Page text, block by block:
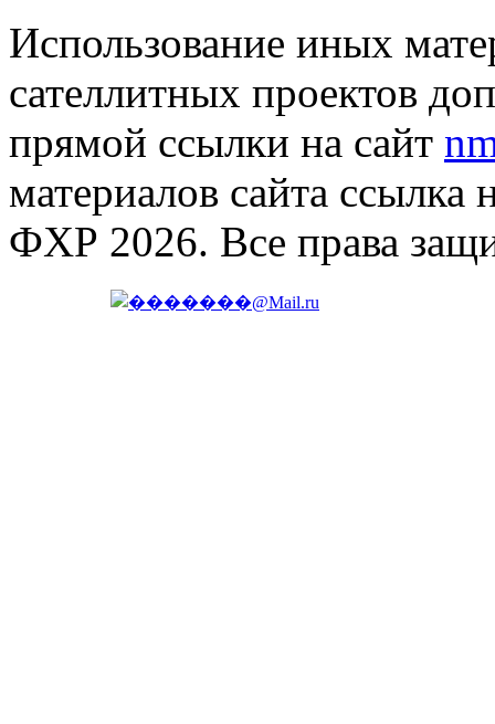
Использование иных
сателлитных проектов
прямой ссылки на сайт
материалов сайта ссылка
ФХР 2026. Все права